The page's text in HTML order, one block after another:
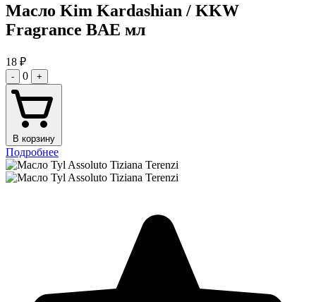
Масло Kim Kardashian / KKW
Fragrance BAE мл
18 ₽
- 0 +
В корзину
Подробнее